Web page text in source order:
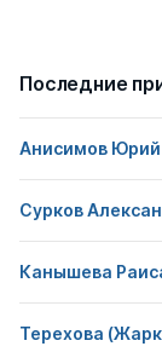
Последние
Анисимов Юрий
Сурков
Канышева
Терехова